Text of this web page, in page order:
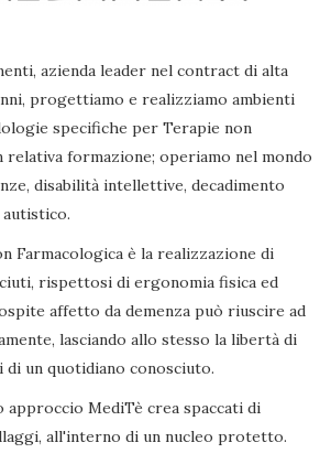
azienda leader nel contract di alta
progettiamo e realizziamo ambienti
specifiche per Terapie non
relativa formazione; operiamo nel mondo
disabilità intellettive, decadimento
Farmacologica è la realizzazione di
rispettosi di ergonomia fisica ed
affetto da demenza può riuscire ad
lasciando allo stesso la libertà di
un quotidiano conosciuto.
MediTè crea spaccati di
all'interno di un nucleo protetto.